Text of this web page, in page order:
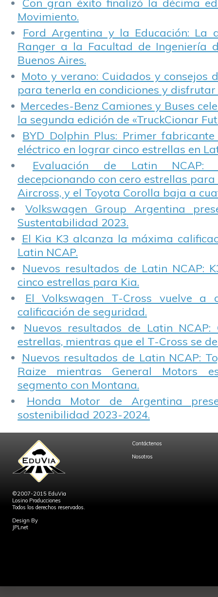
Con gran éxito finalizó la décima
Movimiento.
Ford Argentina y la Educación: La
Ranger a la Facultad de Ingeniería
Buenos Aires.
Moto y verano: Cuidados y consejos
para tenerla en condiciones y disfrutar
Mercedes-Benz Camiones y Buses
la segunda edición de «TruckCionar
BYD Dolphin Plus: Primer
eléctrico en lograr cinco estrellas en
Evaluación de Latin NCAP:
decepcionando con cero estrellas para
Aircross, y el Toyota Corolla baja a
Volkswagen Group Argentina
Sustentabilidad 2023.
El Kia K3 alcanza la máxima
Latin NCAP.
Nuevos resultados de Latin NCAP:
cinco estrellas para Kia.
El Volkswagen T-Cross vuelve a
calificación de seguridad.
Nuevos resultados de Latin NCAP:
estrellas, mientras que el T-Cross se
Nuevos resultados de Latin NCAP:
Raize mientras General Motors
segmento con Montana.
Honda Motor de Argentina
sostenibilidad 2023-2024.
©2007-2015 EduVia
Losino Producciones
Todos los derechos reservados.
Design By
JPLnet
Contáctenos
Nosotros